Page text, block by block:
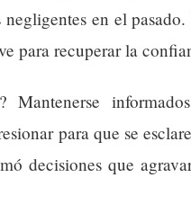
en el
para recuperar la
Mantenerse
para que se
decisiones que